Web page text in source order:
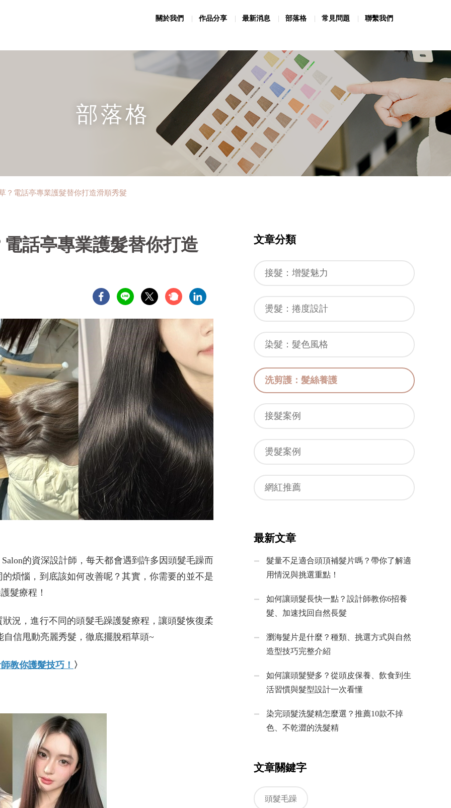
關於我們 作品分享 最新消息 部落格 常見問題 聯繫我們
部落格
？電話亭專業護髮替你打造滑順秀髮
話亭專業護髮替你打造
的資深設計師，每天都會遇到許多因頭髮毛躁而
煩惱，到底該如何改善呢？其實，你需要的並不是
髮療程！
況，進行不同的頭髮毛躁護髮療程，讓頭髮恢復柔
信甩動亮麗秀髮，徹底擺脫稻草頭~
教你護髮技巧！ 〉
文章分類
接髮：增髮魅力
燙髮：捲度設計
染髮：髮色風格
洗剪護：髮絲養護
接髮案例
燙髮案例
網紅推薦
最新文章
髮量不足適合頭頂補髮片嗎？帶你了解適
用情況與挑選重點！
如何讓頭髮長快一點？設計師教你6招養
髮、加速找回自然長髮
瀏海髮片是什麼？種類、挑選方式與自然
造型技巧完整介紹
如何讓頭髮變多？從頭皮保養、飲食到生
活習慣與髮型設計一次看懂
染完頭髮洗髮精怎麼選？推薦10款不掉
色、不乾澀的洗髮精
文章關鍵字
頭髮毛躁